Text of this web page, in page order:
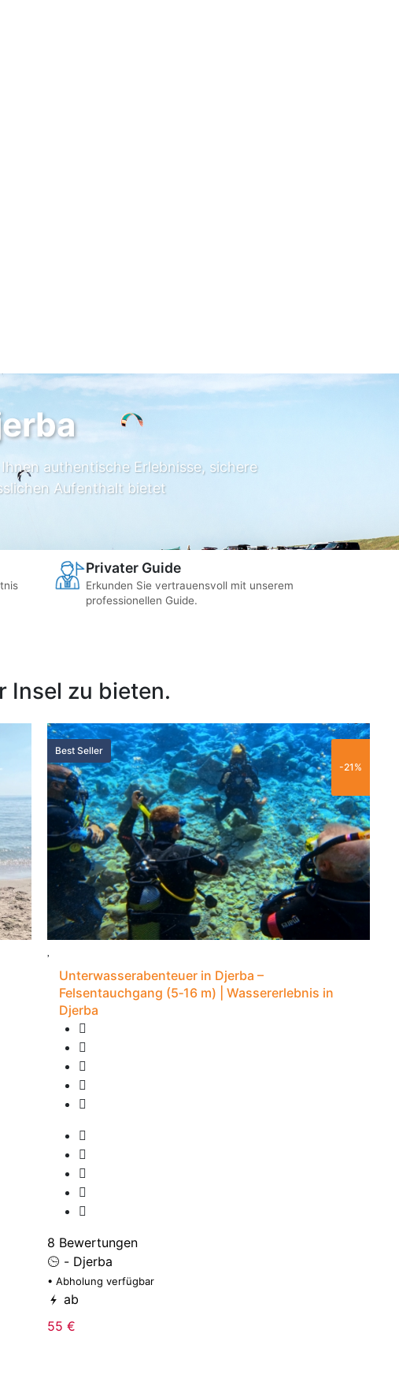
authentische Erlebnisse, sichere
Aufenthalt bietet
Privater Guide
Erkunden Sie vertrauensvoll mit unserem
professionellen Guide.
Insel zu bieten.
Best Seller
-21%
Unterwasserabenteuer in Djerba –
Felsentauchgang (5‑16 m) | Wassererlebnis in
Djerba
8 Bewertungen
- Djerba
• Abholung verfügbar
ab
55 €